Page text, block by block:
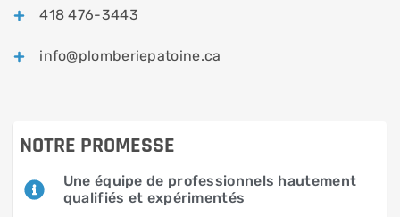
418 476-3443
info@plomberiepatoine.ca
NOTRE PROMESSE
Une équipe de professionnels hautement
qualifiés et expérimentés